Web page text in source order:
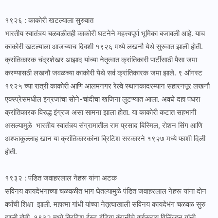
१९२६ : काकोरी खटल्याला सुरुवात
भारतीय स्वातंत्र्य चळवळीतही काकोरी घटनेने महत्त्वपूर्ण भूमिका बजावली आहे. याच
काकोरी खटल्याला आजच्याच दिवशी १९२६ मध्ये लखनौ येथे सुरुवात झाली होती.
क्रांतिकारक चंद्रशेखर आझाद यांच्या नेतृत्वात क्रांतिकारी पार्टीसाठी पैसा जमा
करण्यासठी लखनौ जवळच्या काकोरी येथे सर्व क्रांतिकारक जमा झाले. ९ ऑगस्ट
१९२५ च्या रात्री काकोरी आणि आलमनगर रेल्वे स्थानकादरम्यान सहारनपूर लखनौ
एक्स्प्रेसमधील इंग्रजांचा सोने-चांदीचा खजिना लुटण्यात आला. अवघे दहा पंधरा
क्रांतिकारक विरुद्ध इंग्रज असा सामना झाला होता. या काकोरी कटात सहभागी
असल्यामुळे भारतीय स्वातंत्र्य संग्रामातील राम प्रसाद बिस्मिल, रोशन सिंग आणि
अश्फाकुल्लाह खान या क्रांतिकारकांना ब्रिटिश सरकारने १९२७ मध्ये फाशी दिली
होती.
१९३२ : पंडित जवाहरलाल नेहरू यांना अटक
सविनय कायदेभंगाच्या चळवळीत भाग घेतल्यामुळे पंडित जवाहरलाल नेहरू यांना दोन
वर्षांची शिक्षा झाली. महात्मा गांधी यांच्या नेतृत्वाखाली सविनय कायदेभंग चळवळ सुरु